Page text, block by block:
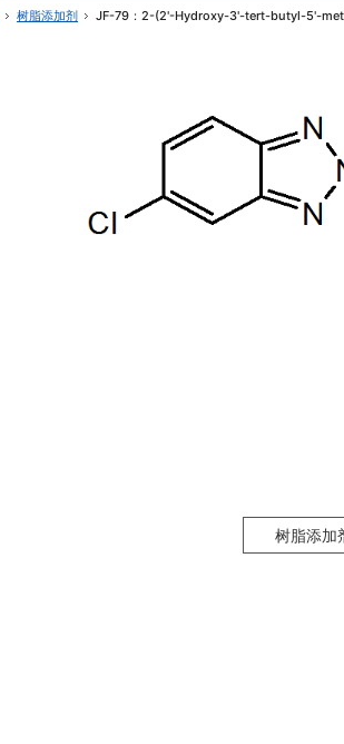
树脂添加剂 JF-79：2-(2'-Hydroxy-3'-tert-butyl-5'-
树脂添加